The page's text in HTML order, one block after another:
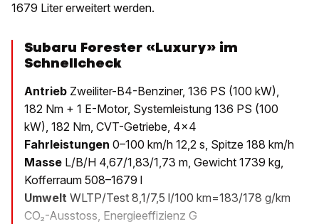
1679 Liter erweitert werden.
Subaru Forester «Luxury» im
Schnellcheck
Antrieb Zweiliter-B4-Benziner, 136 PS (100 kW),
182 Nm + 1 E-Motor, Systemleistung 136 PS (100
kW), 182 Nm, CVT-Getriebe, 4x4
Fahrleistungen 0–100 km/h 12,2 s, Spitze 188 km/h
Masse L/B/H 4,67/1,83/1,73 m, Gewicht 1739 kg,
Kofferraum 508–1679 l
Umwelt WLTP/Test 8,1/7,5 l/100 km=183/178 g/km
CO₂-Ausstoss, Energieeffizienz G